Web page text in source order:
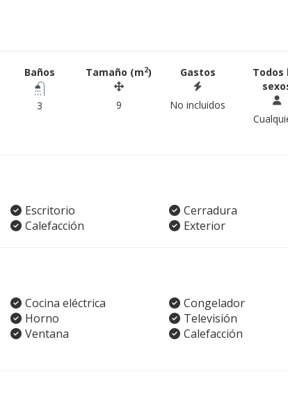
Baños
3
Tamaño (m2)
9
Gastos
No incluidos
Todos
Escritorio
Cerradura
Calefacción Exterior
Cocina eléctrica
Congelador
Horno
Televisión
Ventana
Calefacción